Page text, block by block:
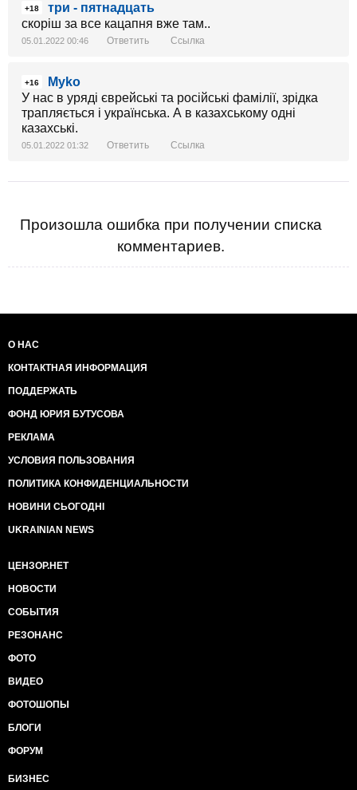
+18
три - пятнадцать
скоріш за все кацапня вже там..
05.01.2022 00:46 Ответить Ссылка
+16
Myko
У нас в уряді єврейські та російські фамілії, зрідка
трапляється і українська. А в казахському одні
казахські.
05.01.2022 01:32 Ответить Ссылка
Произошла ошибка при получении списка
комментариев.
О НАС
КОНТАКТНАЯ ИНФОРМАЦИЯ
ПОДДЕРЖАТЬ
ФОНД ЮРИЯ БУТУСОВА
РЕКЛАМА
УСЛОВИЯ ПОЛЬЗОВАНИЯ
ПОЛИТИКА КОНФИДЕНЦИАЛЬНОСТИ
НОВИНИ СЬОГОДНІ
UKRAINIAN NEWS
ЦЕНЗОР.НЕТ
НОВОСТИ
СОБЫТИЯ
РЕЗОНАНС
ФОТО
ВИДЕО
ФОТОШОПЫ
БЛОГИ
ФОРУМ
БИЗНЕС